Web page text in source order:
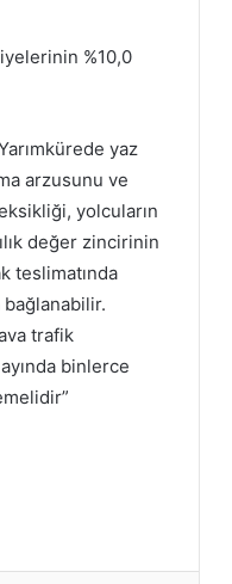
%10,0
yaz
arzusunu ve
yolcuların
değer zincirinin
teslimatında
trafik
binlerce